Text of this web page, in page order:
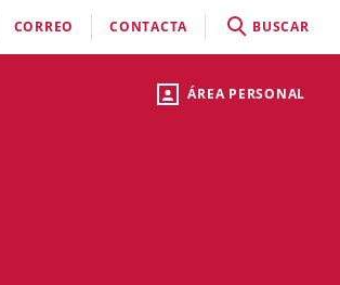
ÁREA PERSONAL
CORREO CONTACTA BUSCAR